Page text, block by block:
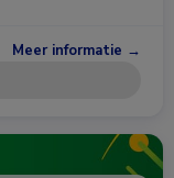
Meer informatie →